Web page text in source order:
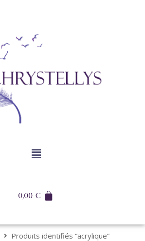
0,00€
Produits identifiés “acrylique”